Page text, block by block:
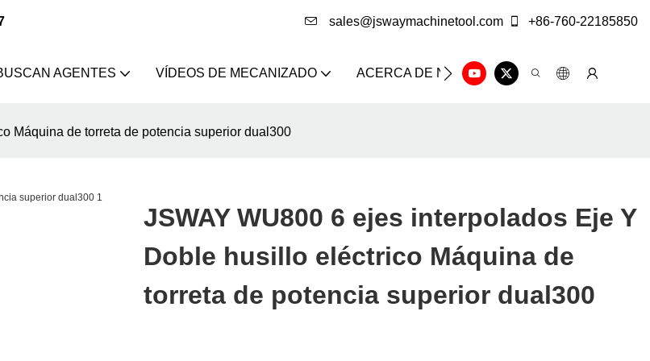
sales@jswaymachinetool.com +86-760-22185850
AGENTES VÍDEOS DE MECANIZADO ACERCA DE NOSOTROS SOLUCIÓN
Máquina de torreta de potencia superior dual300
JSWAY WU800 6 ejes interpolados Eje Y
Doble husillo eléctrico Máquina de
torreta de potencia superior dual300